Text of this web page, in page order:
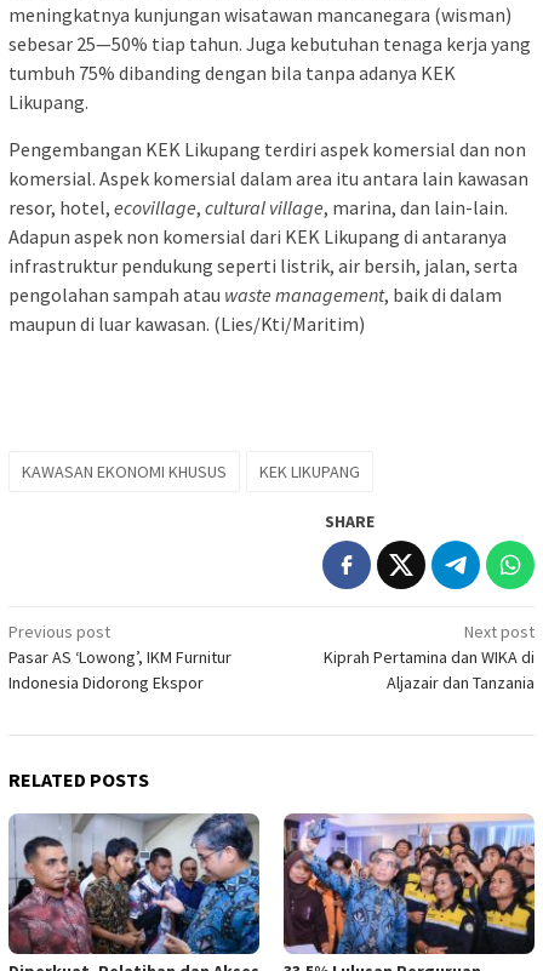
meningkatnya kunjungan wisatawan mancanegara (wisman)
sebesar 25—50% tiap tahun. Juga kebutuhan tenaga kerja yang
tumbuh 75% dibanding dengan bila tanpa adanya KEK
Likupang.
Pengembangan KEK Likupang terdiri aspek komersial dan non
komersial. Aspek komersial dalam area itu antara lain kawasan
resor, hotel, ecovillage, cultural village, marina, dan lain-lain.
Adapun aspek non komersial dari KEK Likupang di antaranya
infrastruktur pendukung seperti listrik, air bersih, jalan, serta
pengolahan sampah atau waste management, baik di dalam
maupun di luar kawasan. (Lies/Kti/Maritim)
KAWASAN EKONOMI KHUSUS KEK LIKUPANG
SHARE
Post
navigation
Previous post
Pasar AS ‘Lowong’, IKM Furnitur
Indonesia Didorong Ekspor
Next post
Kiprah Pertamina dan WIKA di
Aljazair dan Tanzania
RELATED POSTS